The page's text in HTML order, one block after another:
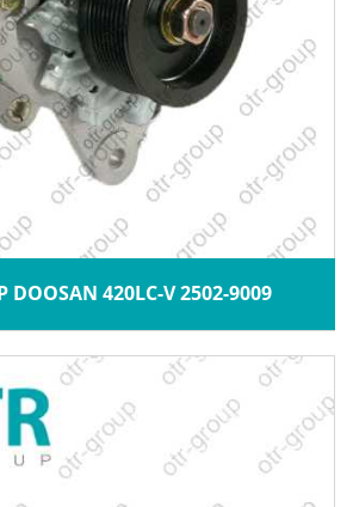
420LC-V 2502-9009